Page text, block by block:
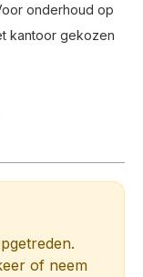
onderhoud op
kantoor gekozen
of neem